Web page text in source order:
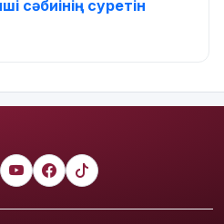
сәбиінің суретін